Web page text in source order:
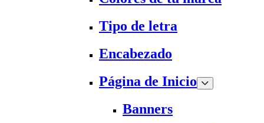
Tipo de letra
Encabezado
Página de Inicio
Banners